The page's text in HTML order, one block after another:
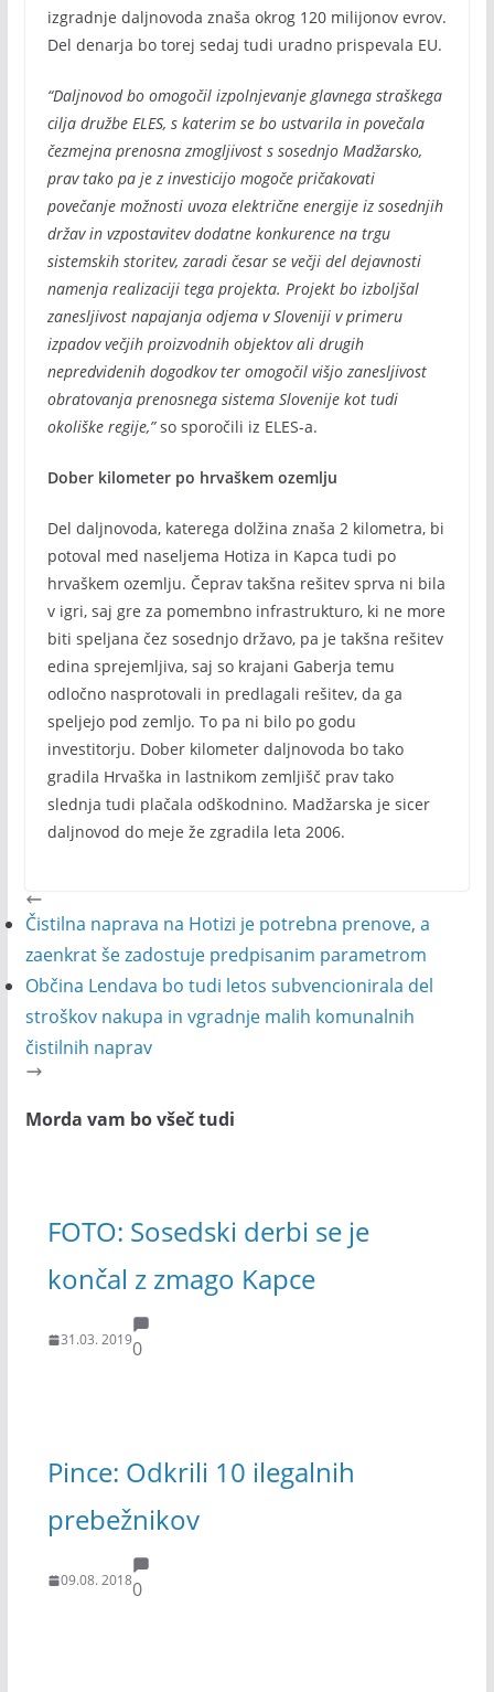
izgradnje daljnovoda znaša okrog 120 milijonov evrov.
Del denarja bo torej sedaj tudi uradno prispevala EU.
“Daljnovod bo omogočil izpolnjevanje glavnega straškega
cilja družbe ELES, s katerim se bo ustvarila in povečala
čezmejna prenosna zmogljivost s sosednjo Madžarsko,
prav tako pa je z investicijo mogoče pričakovati
povečanje možnosti uvoza električne energije iz sosednjih
držav in vzpostavitev dodatne konkurence na trgu
sistemskih storitev, zaradi česar se večji del dejavnosti
namenja realizaciji tega projekta. Projekt bo izboljšal
zanesljivost napajanja odjema v Sloveniji v primeru
izpadov večjih proizvodnih objektov ali drugih
nepredvidenih dogodkov ter omogočil višjo zanesljivost
obratovanja prenosnega sistema Slovenije kot tudi
okoliške regije,”so sporočili iz ELES-a.
Dober kilometer po hrvaškem ozemlju
Del daljnovoda, katerega dolžina znaša 2 kilometra, bi
potoval med naseljema Hotiza in Kapca tudi po
hrvaškem ozemlju. Čeprav takšna rešitev sprva ni bila
v igri, saj gre za pomembno infrastrukturo, ki ne more
biti speljana čez sosednjo državo, pa je takšna rešitev
edina sprejemljiva, saj so krajani Gaberja temu
odločno nasprotovali in predlagali rešitev, da ga
speljejo pod zemljo. To pa ni bilo po godu
investitorju. Dober kilometer daljnovoda bo tako
gradila Hrvaška in lastnikom zemljišč prav tako
slednja tudi plačala odškodnino. Madžarska je sicer
daljnovod do meje že zgradila leta 2006.
Čistilna naprava na Hotizi je potrebna prenove, a
zaenkrat še zadostuje predpisanim parametrom
Občina Lendava bo tudi letos subvencionirala del
stroškov nakupa in vgradnje malih komunalnih
čistilnih naprav
Morda vam bo všeč tudi
FOTO: Sosedski derbi se je
končal z zmago Kapce
31.03. 20190
Pince: Odkrili 10 ilegalnih
prebežnikov
09.08. 20180